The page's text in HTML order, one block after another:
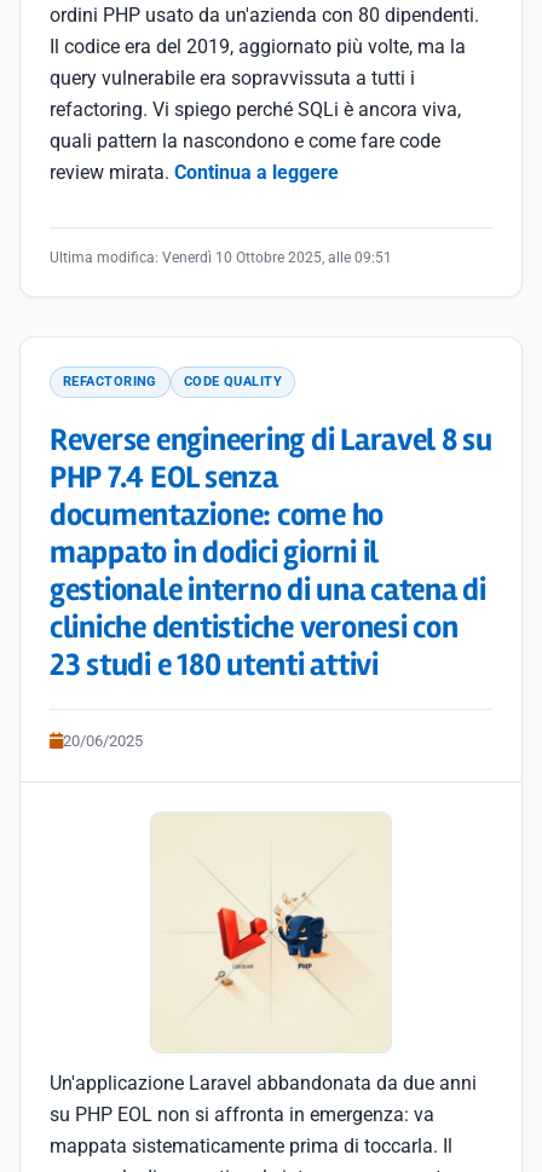
ordini PHP usato da un'azienda con 80 dipendenti.
Il codice era del 2019, aggiornato più volte, ma la
query vulnerabile era sopravvissuta a tutti i
refactoring. Vi spiego perché SQLi è ancora viva,
quali pattern la nascondono e come fare code
review mirata. Continua a leggere
Ultima modifica: Venerdì 10 Ottobre 2025, alle 09:51
REFACTORING CODE QUALITY
Reverse engineering di Laravel 8 su
PHP 7.4 EOL senza
documentazione: come ho
mappato in dodici giorni il
gestionale interno di una catena di
cliniche dentistiche veronesi con
23 studi e 180 utenti attivi
20/06/2025
Un'applicazione Laravel abbandonata da due anni
su PHP EOL non si affronta in emergenza: va
mappata sistematicamente prima di toccarla. Il